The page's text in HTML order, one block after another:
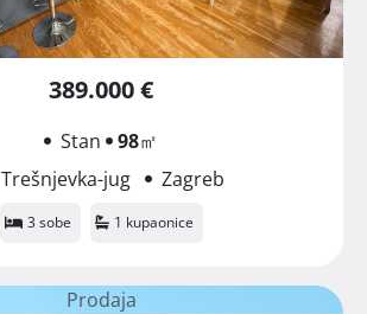
389.000 €
Stan 98㎡
Trešnjevka-jug
Zagreb
3 sobe 1 kupaonice
Prodaja